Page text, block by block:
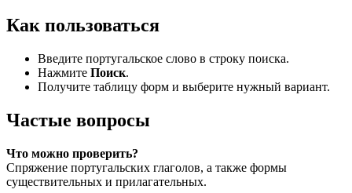
Как пользоваться
Введите португальское слово в строку поиска.
Нажмите Поиск.
Получите таблицу форм и выберите нужный вариант.
Частые вопросы
Что можно проверить?
Спряжение португальских глаголов, а также формы
существительных и прилагательных.